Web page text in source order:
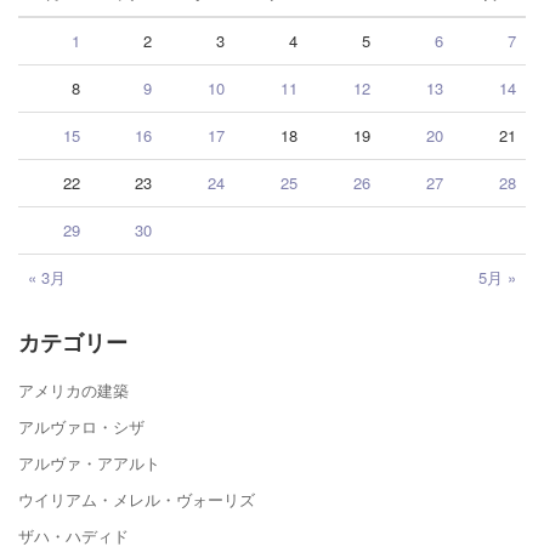
« 3月 5月 »
1 2 3 4 5 6 7
8 9 10 11 12 13 14
15 16 17 18 19 20 21
22 23 24 25 26 27 28
29 30
カテゴリー
アメリカの建築
アルヴァロ・シザ
アルヴァ・アアルト
ウイリアム・メレル・ヴォーリズ
ザハ・ハディド